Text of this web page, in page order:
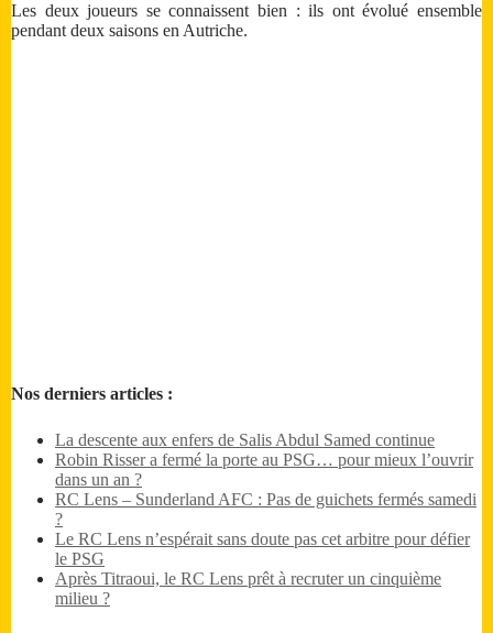
Les deux joueurs se connaissent bien : ils ont évolué ensemble
pendant deux saisons en Autriche.
Nos derniers articles :
La descente aux enfers de Salis Abdul Samed continue
Robin Risser a fermé la porte au PSG… pour mieux l’ouvrir
dans un an ?
RC Lens – Sunderland AFC : Pas de guichets fermés samedi
?
Le RC Lens n’espérait sans doute pas cet arbitre pour défier
le PSG
Après Titraoui, le RC Lens prêt à recruter un cinquième
milieu ?